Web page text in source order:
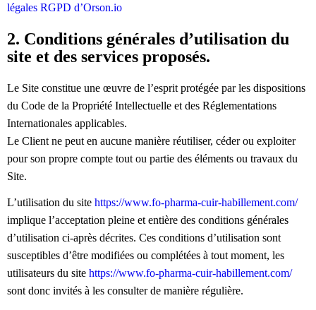
légales RGPD d’Orson.io
2. Conditions générales d’utilisation du
site et des services proposés.
Le Site constitue une œuvre de l’esprit protégée par les dispositions
du Code de la Propriété Intellectuelle et des Réglementations
Internationales applicables.
Le Client ne peut en aucune manière réutiliser, céder ou exploiter
pour son propre compte tout ou partie des éléments ou travaux du
Site.
L’utilisation du site https://www.fo-pharma-cuir-habillement.com/
implique l’acceptation pleine et entière des conditions générales
d’utilisation ci-après décrites. Ces conditions d’utilisation sont
susceptibles d’être modifiées ou complétées à tout moment, les
utilisateurs du site https://www.fo-pharma-cuir-habillement.com/
sont donc invités à les consulter de manière régulière.